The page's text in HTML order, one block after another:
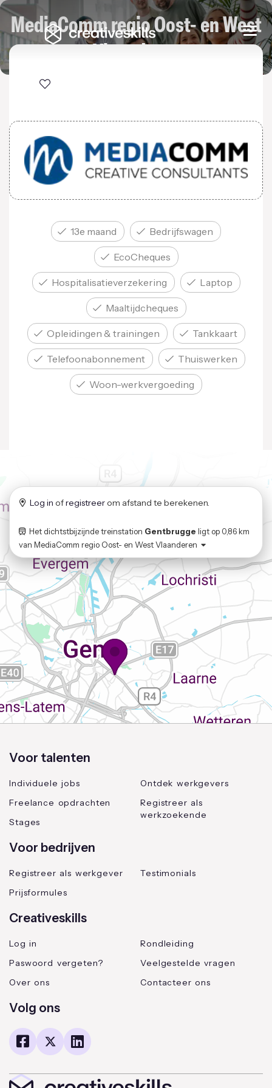
MediaComm regio Oost- en West
13e maand Bedrijfswagen
Eco­Cheques
Hospitalisatie­verzekering Laptop
Maaltijd­cheques
Opleidingen & trainingen Tankkaart
Telefoon­abonnement Thuiswerken
Woon-werk­vergoeding
Log in ofregistreerom afstand te berekenen.
Het dichtstbijzijnde treinstation Gentbrugge ligt op 0,86 km
van MediaComm regio Oost- en West Vlaanderen
Voor talenten
Individuele jobs
Freelance opdrachten
Stages
Ontdek werkgevers
Registreer als
werkzoekende
Voor bedrijven
Registreer als werkgever
Prijsformules
Testimonials
Creativeskills
Log in
Paswoord vergeten?
Over ons
Rondleiding
Veelgestelde vragen
Contacteer ons
Volg ons